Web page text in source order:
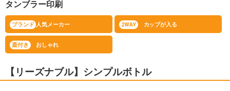
タンブラー印刷
ブランド 人気メーカー 2WAY カップが入る
蓋付き おしゃれ
【リーズナブル】シンプルボトル